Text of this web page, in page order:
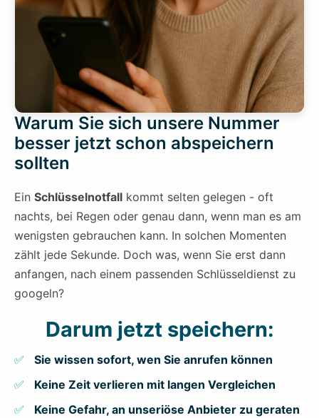
Warum Sie sich unsere Nummer
besser jetzt schon abspeichern
sollten
Ein Schlüsselnotfall kommt selten gelegen - oft
nachts, bei Regen oder genau dann, wenn man es am
wenigsten gebrauchen kann. In solchen Momenten
zählt jede Sekunde. Doch was, wenn Sie erst dann
anfangen, nach einem passenden Schlüsseldienst zu
googeln?
Darum jetzt speichern:
Sie wissen sofort, wen Sie anrufen können
Keine Zeit verlieren mit langen Vergleichen
Keine Gefahr, an unseriöse Anbieter zu geraten